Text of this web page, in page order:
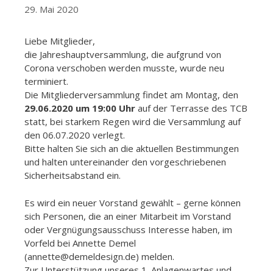
29. Mai 2020
Liebe Mitglieder,
die Jahreshauptversammlung, die aufgrund von
Corona verschoben werden musste, wurde neu
terminiert.
Die Mitgliederversammlung findet am Montag, den
29.06.2020 um 19:00 Uhr auf der Terrasse des TCB
statt, bei starkem Regen wird die Versammlung auf
den 06.07.2020 verlegt.
Bitte halten Sie sich an die aktuellen Bestimmungen
und halten untereinander den vorgeschriebenen
Sicherheitsabstand ein.
Es wird ein neuer Vorstand gewählt – gerne können
sich Personen, die an einer Mitarbeit im Vorstand
oder Vergnügungsausschuss Interesse haben, im
Vorfeld bei Annette Demel
(annette@demeldesign.de) melden.